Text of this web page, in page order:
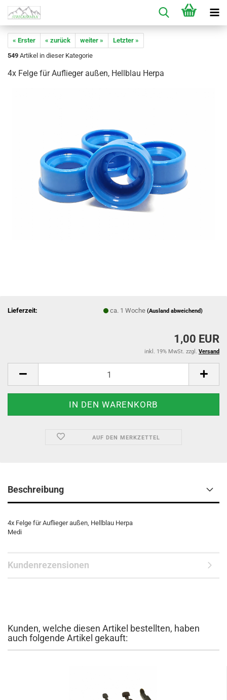
« Erster « zurück weiter »
Letzter »
549 Artikel in dieser Kategorie
4x Felge für Auflieger außen, Hellblau Herpa
Lieferzeit: ca. 1 Woche(Ausland abweichend)
1,00 EUR
inkl. 19% MwSt. zzgl. Versand
AUF DEN MERKZETTEL
Beschreibung
4x Felge für Auflieger außen, Hellblau Herpa
Medi
Kundenrezensionen
Kunden, welche diesen Artikel bestellten, haben
auch folgende Artikel gekauft: